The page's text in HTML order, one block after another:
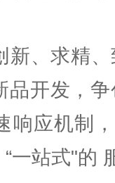
新、求精
品开发，
响应机制
一站式"的